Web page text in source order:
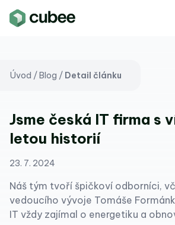
Úvod /Blog / Detail článku
Jsme česká IT firma s
letou historií
23. 7. 2024
Náš tým tvoří špičkoví odborníci,
vedoucího vývoje Tomáše
IT vždy zajímal o energetiku a